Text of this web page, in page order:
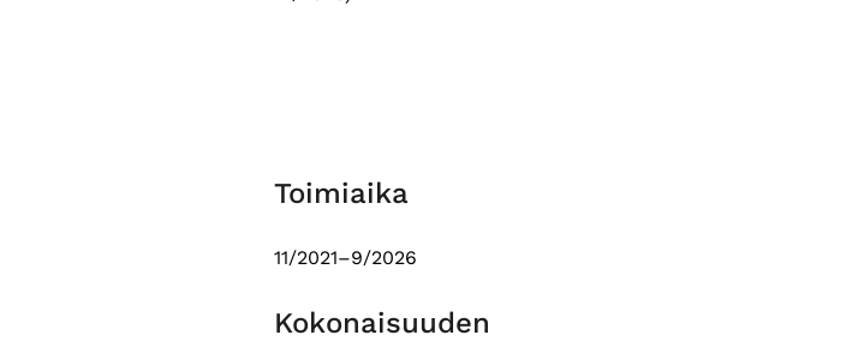
Toimiaika
11/2021–9/2026
Kokonaisuuden